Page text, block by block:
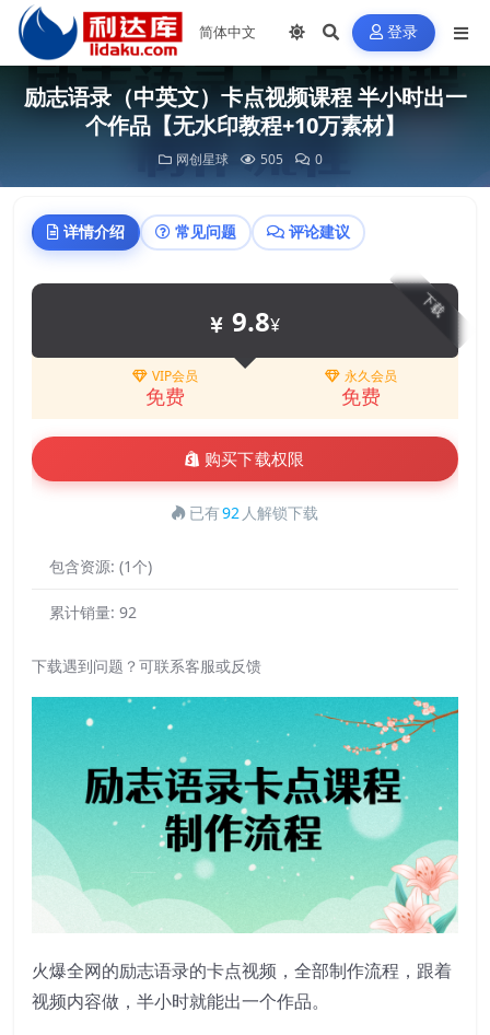
登录
励志语录（中英文）卡点视频课程 半小时出一
个作品【无水印教程+10万素材】
网创星球 505 0
详情介绍 常见问题 评论建议
下载
9.8¥
VIP会员
免费
永久会员
免费
购买下载权限
已有92 人解锁下载
包含资源: (1个)
累计销量: 92
下载遇到问题？可联系客服或反馈
火爆全网的励志语录的卡点视频，全部制作流程，跟着
视频内容做，半小时就能出一个作品。